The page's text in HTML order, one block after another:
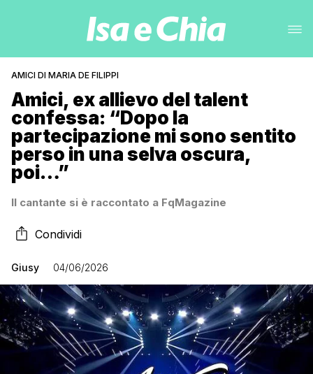
AMICI DI MARIA DE FILIPPI
Amici, ex allievo del talent
confessa: “Dopo la
partecipazione mi sono sentito
perso in una selva oscura,
poi…”
Il cantante si è raccontato a FqMagazine
Condividi
Giusy 04/06/2026